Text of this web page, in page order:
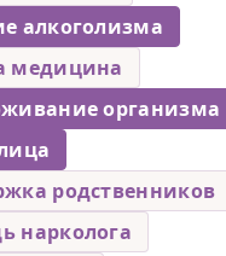
алкоголизма
медицина
организма
родственников
нарколога